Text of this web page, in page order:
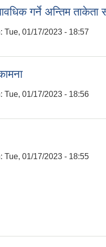
गर्ने अन्तिम ताकेता
Tue, 01/17/2023 - 18:57
Tue, 01/17/2023 - 18:56
Tue, 01/17/2023 - 18:55